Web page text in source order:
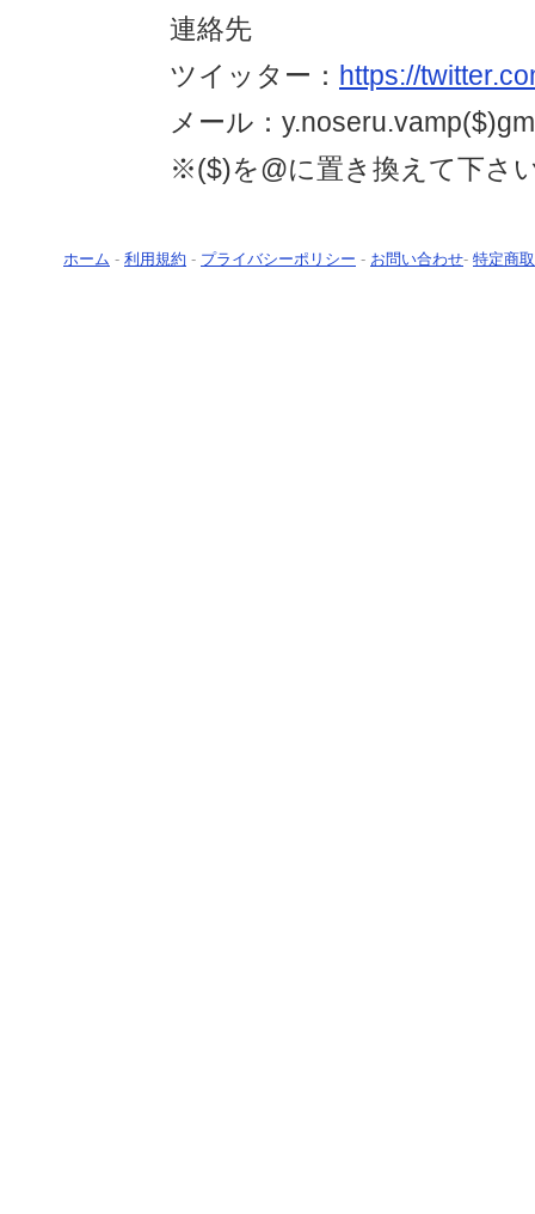
連絡先
ツイッター： https://
メール：
※($)を@に置き換えて下さ
ホーム - 利用規約 - プライバシーポリシー - お問い合わせ- 特定商